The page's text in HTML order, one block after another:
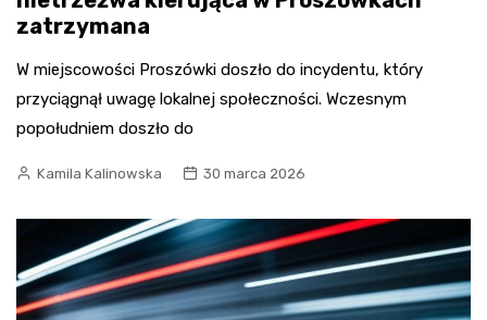
zatrzymana
W miejscowości Proszówki doszło do incydentu, który
przyciągnął uwagę lokalnej społeczności. Wczesnym
popołudniem doszło do
Kamila Kalinowska 30 marca 2026